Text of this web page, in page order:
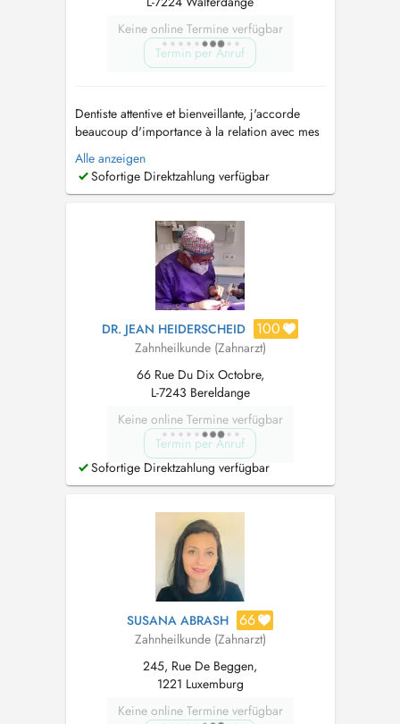
Keine online Termine verfügbar
Termin per Anruf
Dentiste attentive et bienveillante, j'accorde
beaucoup d'importance à la relation avec mes
patients. Nous vous accueillons dans un
cabinet chaleureux et professionnel, en prenant
le soin de vous écouter, de vous rassurer et de
soins. Je pratique : - Soins...
Alle anzeigen
Sofortige Direktzahlung verfügbar
DR. JEAN HEIDERSCHEID 100
Zahnheilkunde (Zahnarzt)
66 Rue Du Dix Octobre,
L-7243 Bereldange
Keine online Termine verfügbar
Termin per Anruf
Sofortige Direktzahlung verfügbar
SUSANA ABRASH 66
Zahnheilkunde (Zahnarzt)
245, Rue De Beggen,
1221 Luxemburg
Keine online Termine verfügbar